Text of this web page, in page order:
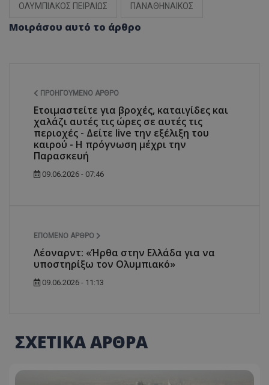
ΟΛΥΜΠΙΑΚΟΣ ΠΕΙΡΑΙΩΣ ΠΑΝΑΘΗΝΑΙΚΟΣ
Μοιράσου αυτό το άρθρο
ΠΡΟΗΓΟΎΜΕΝΟ ΆΡΘΡΟ
Ετοιμαστείτε για βροχές, καταιγίδες και
χαλάζι αυτές τις ώρες σε αυτές τις
περιοχές - Δείτε live την εξέλιξη του
καιρού - Η πρόγνωση μέχρι την
Παρασκευή
09.06.2026 - 07:46
ΕΠΌΜΕΝΟ ΆΡΘΡΟ
Λέοναρντ: «Ήρθα στην Ελλάδα για να
υποστηρίξω τον Ολυμπιακό»
09.06.2026 - 11:13
ΣΧΕΤΙΚΑ ΑΡΘΡΑ